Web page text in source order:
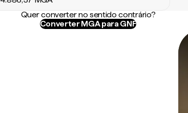
Quer converter no sentido contrário?
Converter MGA para GNF